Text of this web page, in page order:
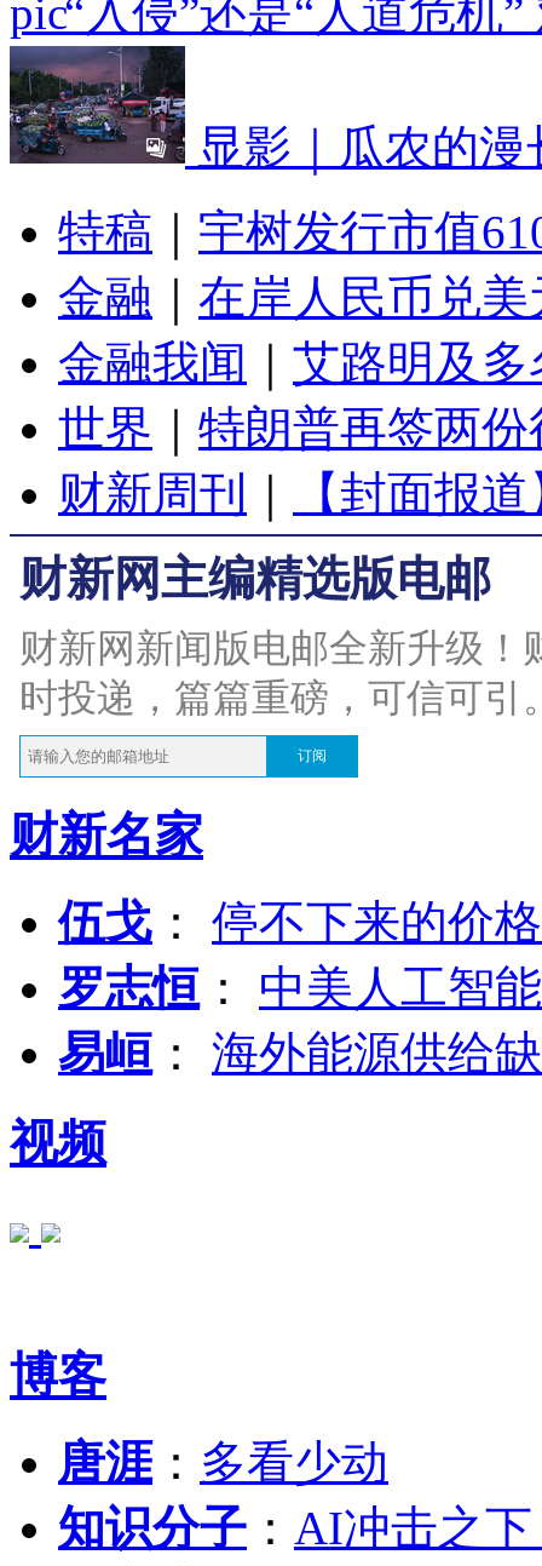
“入侵”还是“人道危机
显影｜瓜农的漫
特稿
宇树发行市值
金融
在岸人民币兑
金融我闻
艾路明及
世界
特朗普再签两
财新周刊
【封面报
财新网主编精选版电邮
财新网新闻版电邮全新升级
时投递，篇篇重磅，可信可引
订阅
财新名家
伍戈 ： 停不下来的价
罗志恒 ： 中美人工智
易峘 ： 海外能源供给
视频
博客
唐涯： 多看少动
知识分子 ： AI冲击之